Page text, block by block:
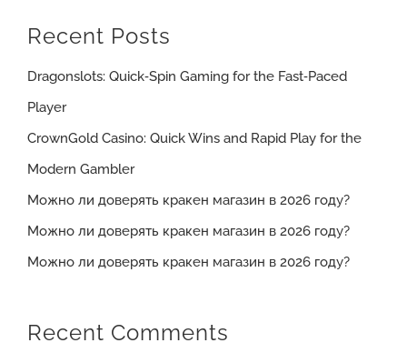
Recent Posts
Dragonslots: Quick‑Spin Gaming for the Fast‑Paced
Player
CrownGold Casino: Quick Wins and Rapid Play for the
Modern Gambler
Можно ли доверять кракен магазин в 2026 году?
Можно ли доверять кракен магазин в 2026 году?
Можно ли доверять кракен магазин в 2026 году?
Recent Comments